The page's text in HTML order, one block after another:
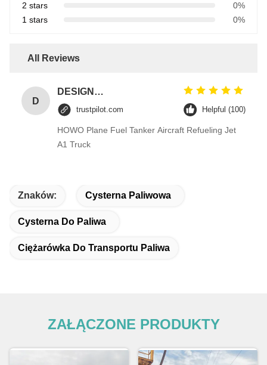
2 stars
0%
1 stars
0%
All Reviews
D
DESIGNER CODE
trustpilot.com Helpful (100)
HOWO Plane Fuel Tanker Aircraft Refueling Jet
A1 Truck
Znaków: Cysterna Paliwowa
Cysterna Do Paliwa
Ciężarówka Do Transportu Paliwa
ZAŁĄCZONE PRODUKTY